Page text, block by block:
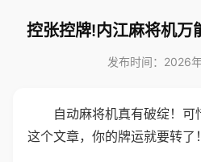
控张控牌!内江麻将机万
发布时间：2026
自动麻将机真有破绽！可
这个文章，你的牌运就要转了！